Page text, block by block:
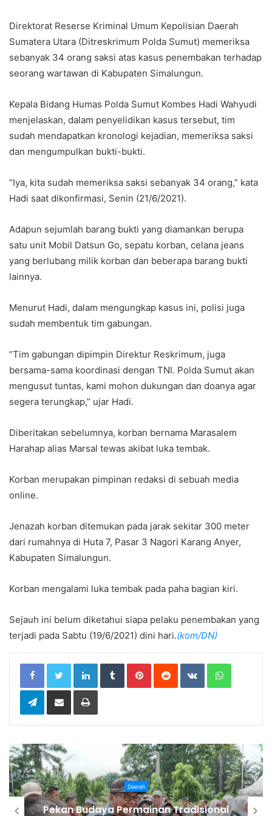
Direktorat Reserse Kriminal Umum Kepolisian Daerah
Sumatera Utara (Ditreskrimum Polda Sumut) memeriksa
sebanyak 34 orang saksi atas kasus penembakan terhadap
seorang wartawan di Kabupaten Simalungun.
Kepala Bidang Humas Polda Sumut Kombes Hadi Wahyudi
menjelaskan, dalam penyelidikan kasus tersebut, tim
sudah mendapatkan kronologi kejadian, memeriksa saksi
dan mengumpulkan bukti-bukti.
“Iya, kita sudah memeriksa saksi sebanyak 34 orang,” kata
Hadi saat dikonfirmasi, Senin (21/6/2021).
Adapun sejumlah barang bukti yang diamankan berupa
satu unit Mobil Datsun Go, sepatu korban, celana jeans
yang berlubang milik korban dan beberapa barang bukti
lainnya.
Menurut Hadi, dalam mengungkap kasus ini, polisi juga
sudah membentuk tim gabungan.
“Tim gabungan dipimpin Direktur Reskrimum, juga
bersama-sama koordinasi dengan TNI. Polda Sumut akan
mengusut tuntas, kami mohon dukungan dan doanya agar
segera terungkap,” ujar Hadi.
Diberitakan sebelumnya, korban bernama Marasalem
Harahap alias Marsal tewas akibat luka tembak.
Korban merupakan pimpinan redaksi di sebuah media
online.
Jenazah korban ditemukan pada jarak sekitar 300 meter
dari rumahnya di Huta 7, Pasar 3 Nagori Karang Anyer,
Kabupaten Simalungun.
Korban mengalami luka tembak pada paha bagian kiri.
Sejauh ini belum diketahui siapa pelaku penembakan yang
terjadi pada Sabtu (19/6/2021) dini hari.(kom/DN)
LinkedIn Tumblr Pinterest Reddit VKontakte
Telegram Print
Daerah
Bupati Karo Serahkan Surat